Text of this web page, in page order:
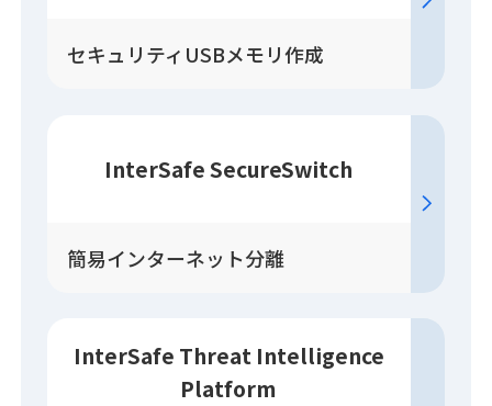
セキュリティUSBメモリ作成
InterSafe SecureSwitch
簡易インターネット分離
InterSafe Threat Intelligence
Platform